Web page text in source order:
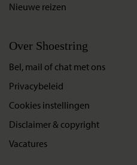
Nieuwe reizen
Over Shoestring
Bel, mail of chat met ons
Privacybeleid
Cookies instellingen
Disclaimer & copyright
Vacatures